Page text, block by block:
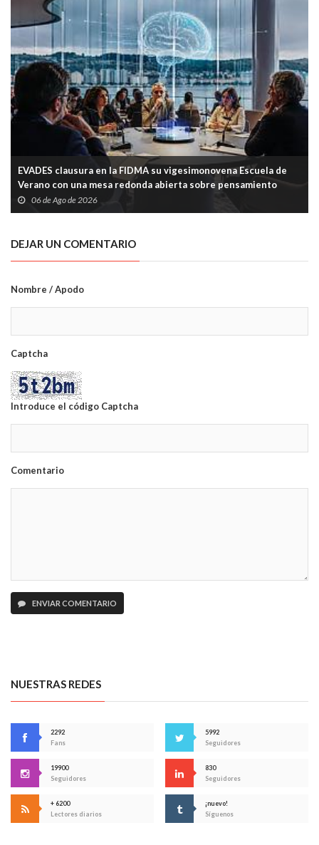
EVADES clausura en la FIDMA su vigesimonovena Escuela de
Verano con una mesa redonda abierta sobre pensamiento
crítico y tecnología
06 de Ago de 2026
DEJAR UN COMENTARIO
Nombre / Apodo
Captcha
Introduce el código Captcha
Comentario
ENVIAR COMENTARIO
NUESTRAS REDES
2292
Fans
5992
Seguidores
19900
Seguidores
830
Seguidores
+ 6200
Lectores diarios
¡nuevo!
Síguenos